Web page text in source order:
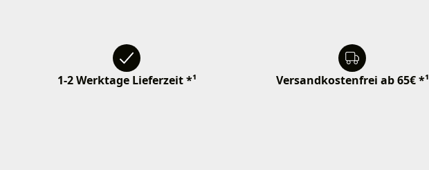
1-2 Werktage Lieferzeit *¹ Versandkostenfrei ab 65€ *¹